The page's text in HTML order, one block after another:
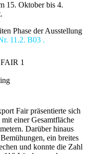
15. Oktober bis 4.
Phase der Ausstellung
11.2. B03 .
Fair präsentierte sich
einer Gesamtfläche
Darüber hinaus
ein breites
und konnte die Zahl